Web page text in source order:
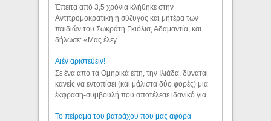
Έπειτα από 3,5 χρόνια κλήθηκε στην
Αντιτρομοκρατική η σύζυγος και μητέρα των
παιδιών του Σωκράτη Γκιόλια, Αδαμαντία, και
δήλωσε: «Μας έλεγ...
Aιέν αριστεύειν!
Σε ένα από τα Ομηρικά έπη, την Ιλιάδα, δύναται
κανείς να εντοπίσει (και μάλιστα δύο φορές) μια
έκφραση-συμβουλή που αποτέλεσε ιδανικό για...
Το πείραμα του βατράχου που μας αφορά